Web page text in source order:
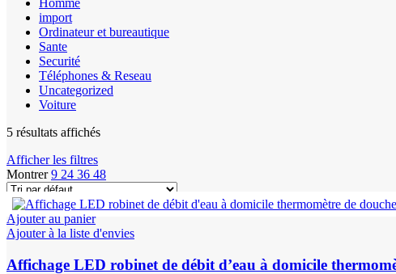
Homme
import
Ordinateur et bureautique
Sante
Securité
Téléphones & Reseau
Uncategorized
Voiture
5 résultats affichés
Afficher les filtres
Montrer9 24 36 48
Ajouter au panier
Ajouter à la liste d'envies
Affichage LED robinet de débit d’eau à domicile